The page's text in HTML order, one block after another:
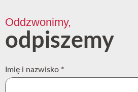
Oddzwonimy,
odpiszemy
Imię i nazwisko *